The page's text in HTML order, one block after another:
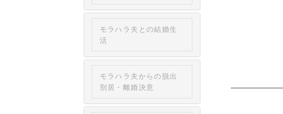
モラハラ夫との結婚生
活
モラハラ夫からの脱出
別居・離婚決意